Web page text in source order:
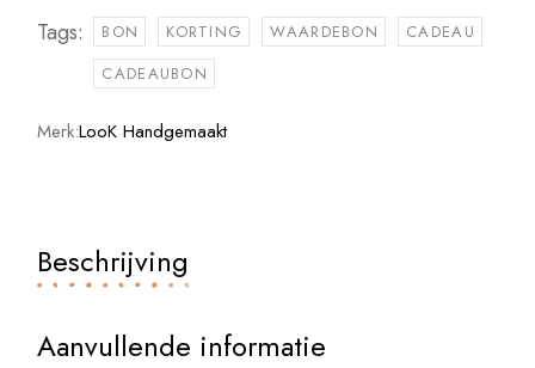
Tags:
BON KORTING WAARDEBON
CADEAU
CADEAUBON
Merk:LooK Handgemaakt
Beschrijving
Aanvullende informatie